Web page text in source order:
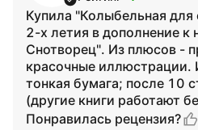
Купила "Колыбельная для
2-х летия в дополнение к
Снотворец". Из плюсов -
красочные иллюстрации.
тонкая бумага; после 10
(другие книги работают
Понравилась рецензия?